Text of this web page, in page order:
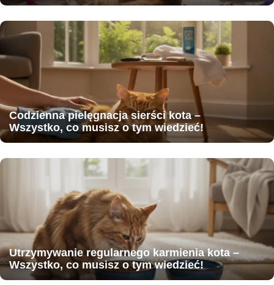
Codzienna pielęgnacja sierści kota –
Wszystko, co musisz o tym wiedzieć!
Utrzymywanie regularnego karmienia kota –
Wszystko, co musisz o tym wiedzieć!